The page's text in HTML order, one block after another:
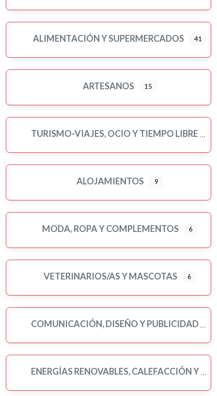
ALIMENTACIÓN Y SUPERMERCADOS 41
ARTESANOS 15
TURISMO-VIAJES, OCIO Y TIEMPO LIBRE
ALOJAMIENTOS 9
MODA, ROPA Y COMPLEMENTOS 6
VETERINARIOS/AS Y MASCOTAS 6
COMUNICACIÓN, DISEÑO Y PUBLICIDAD
ENERGÍAS RENOVABLES, CALEFACCIÓN Y FONTANERÍA